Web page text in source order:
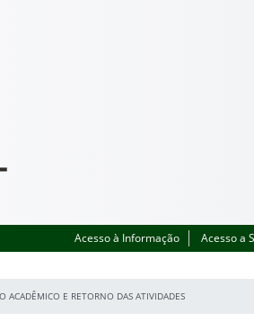
Acesso à Informação Acesso a
ACADÊMICO E RETORNO DAS ATIVIDADES